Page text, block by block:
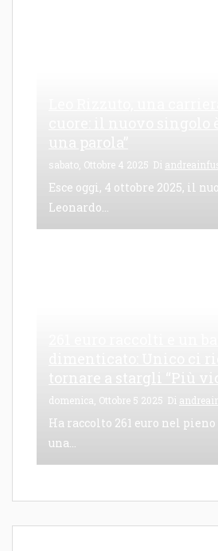
sabato, Ottobre 4 2025 Di
Esce oggi, 4 ottobre 2025, il
Leonardo...
domenica, Ottobre 5 2025 Di
Ha raccolto 261 euro nel pieno
una...